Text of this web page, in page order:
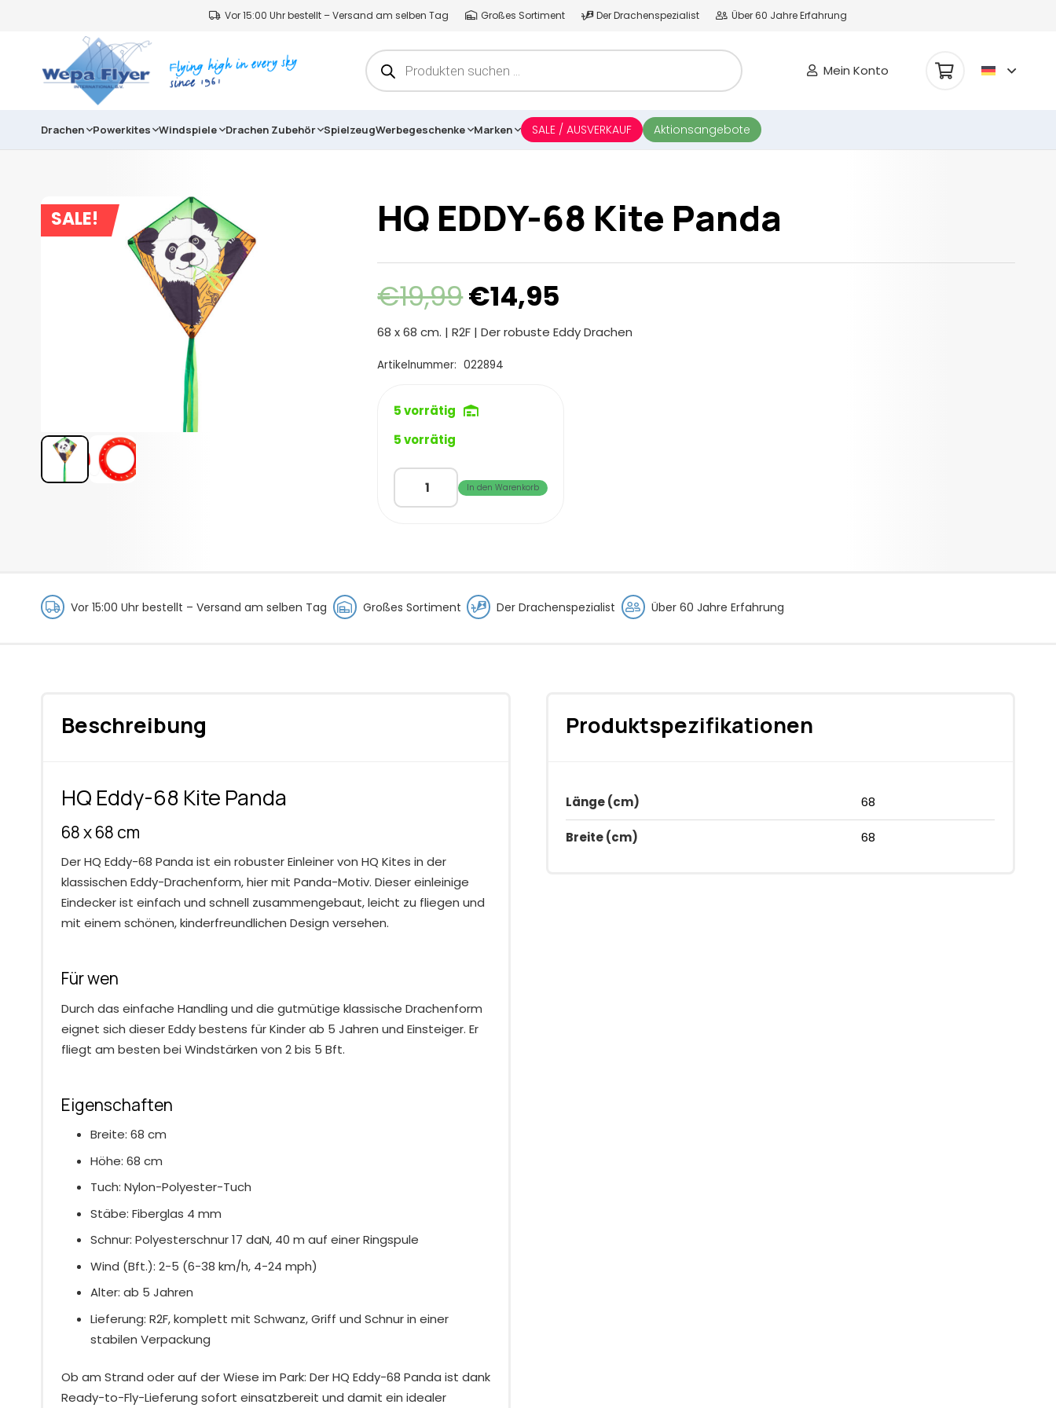
Vor 15:00 Uhr bestellt – Versand am selben Tag Großes Sortiment Der Drachenspezialist Über 60 Jahre Erfahrung
Products
search Mein Konto
Drachen Powerkites Windspiele Drachen Zubehör SpielzeugWerbegeschenke Marken SALE / AUSVERKAUF Aktionsangebote
SALE! HQ EDDY-68 Kite Panda
€19,99Ursprünglicher
Preis
war:
€19,99
€14,95
ist:
68 x 68 cm. | R2F | Der robuste Eddy Drachen
Artikelnummer: 022894
5 vorrätig
5 vorrätig
HQ
EDDY-
In den Warenkorb
Vor 15:00 Uhr bestellt – Versand am selben Tag Großes Sortiment Der Drachenspezialist Über 60 Jahre Erfahrung
Beschreibung
HQ Eddy-68 Kite Panda
68 x 68 cm
Der HQ Eddy-68 Panda ist ein robuster Einleiner von HQ Kites in der
klassischen Eddy-Drachenform, hier mit Panda-Motiv. Dieser einleinige
Eindecker ist einfach und schnell zusammengebaut, leicht zu fliegen und
mit einem schönen, kinderfreundlichen Design versehen.
Für wen
Durch das einfache Handling und die gutmütige klassische Drachenform
eignet sich dieser Eddy bestens für Kinder ab 5 Jahren und Einsteiger. Er
fliegt am besten bei Windstärken von 2 bis 5 Bft.
Eigenschaften
Breite: 68 cm
Höhe: 68 cm
Tuch: Nylon-Polyester-Tuch
Stäbe: Fiberglas 4 mm
Schnur: Polyesterschnur 17 daN, 40 m auf einer Ringspule
Wind (Bft.): 2-5 (6-38 km/h, 4-24 mph)
Alter: ab 5 Jahren
Lieferung: R2F, komplett mit Schwanz, Griff und Schnur in einer
stabilen Verpackung
Ob am Strand oder auf der Wiese im Park: Der HQ Eddy-68 Panda ist dank
Ready-to-Fly-Lieferung sofort einsatzbereit und damit ein idealer
Produktspezifikationen
Länge (cm) 68
Breite (cm) 68